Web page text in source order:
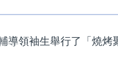
導領袖生舉行了「燒